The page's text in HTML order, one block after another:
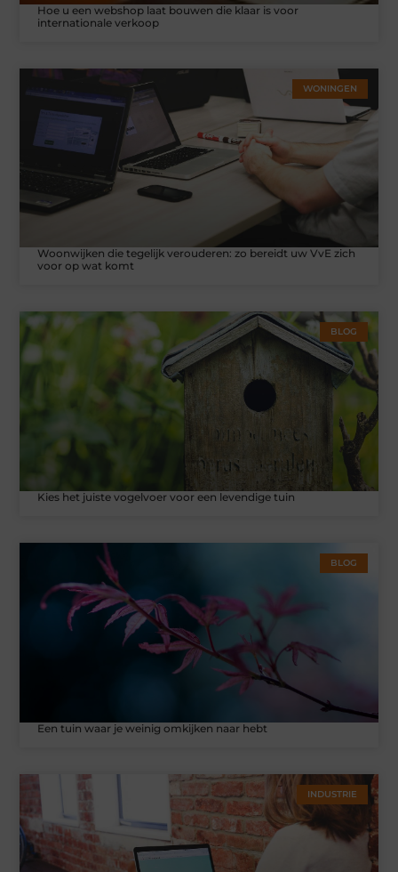
Hoe u een webshop laat bouwen die klaar is voor
internationale verkoop
WONINGEN
Woonwijken die tegelijk verouderen: zo bereidt uw VvE zich
voor op wat komt
BLOG
Kies het juiste vogelvoer voor een levendige tuin
BLOG
Een tuin waar je weinig omkijken naar hebt
INDUSTRIE